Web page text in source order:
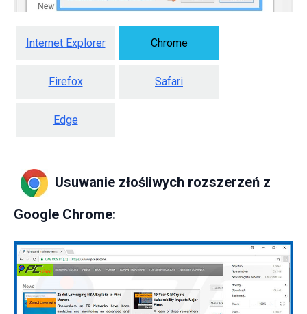
Internet Explorer Chrome
Firefox Safari
Edge
Usuwanie złośliwych rozszerzeń z
Google Chrome: